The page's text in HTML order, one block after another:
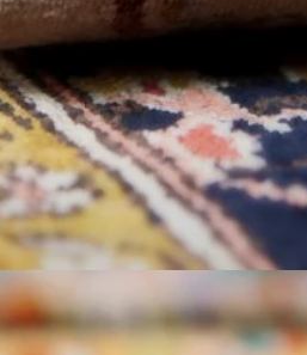
Reforma nos
A reforma liderada por Lula e
estilo aos palácios.